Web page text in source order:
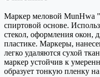
Маркер меловой MunHwa
спиртовой основе.
стекол, оформления окон,
пластике. Маркеры,
легко удаляются сухой
маркер устойчив к
образует тонкую пленку